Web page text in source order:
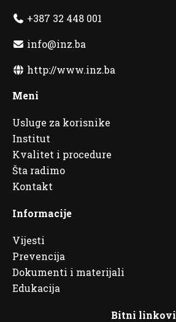
+387 32 448 001
info@inz.ba
http://www.inz.ba
Meni
Usluge za korisnike
Institut
Kvalitet i procedure
Šta radimo
Kontakt
Informacije
Vijesti
Prevencija
Dokumenti i materijali
Edukacija
Bitni linkovi